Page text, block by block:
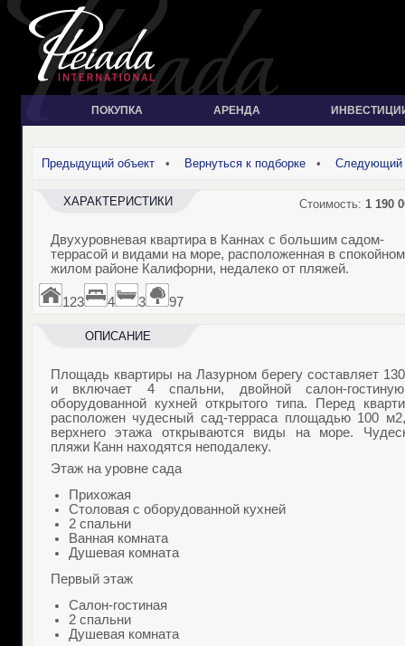
ПОКУПКА АРЕНДА
Предыдущий объект• Вернуться к подборке• Следующий
Стоимость: 1 190
ХАРАКТЕРИСТИКИ
Двухуровневая квартира в Каннах с большим садом-
террасой и видами на море, расположенная в спокойном
жилом районе Калифорни, недалеко от пляжей.
123 4 3 97
ОПИСАНИЕ
Площадь квартиры на Лазурном берегу составляет
и включает 4 спальни, двойной салон-
оборудованной кухней открытого типа. Перед
расположен чудесный сад-терраса площадью 100 м2
верхнего этажа открываются виды на море.
пляжи Канн находятся неподалеку.
Этаж на уровне сада
Прихожая
Столовая с оборудованной кухней
2 спальни
Ванная комната
Душевая комната
Первый этаж
Салон-гостиная
2 спальни
Душевая комната